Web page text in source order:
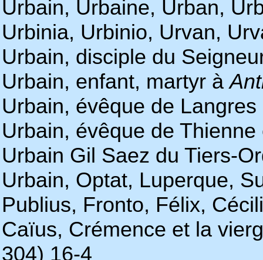
Urbain, Urbaine, Urban,
Urbinia, Urbinio, Urvan,
Urbain, disciple du
Urbain, enfant, martyr à
Urbain, évêque de
Urbain, évêque de
Urbain Gil Saez du Tiers-
Urbain, Optat, Luperque,
Publius, Fronto, Félix,
Caïus, Crémence et la
304) 16-4